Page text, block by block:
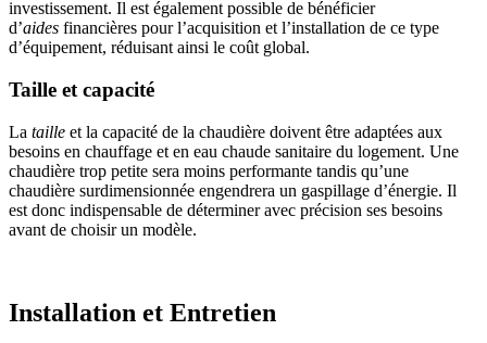
investissement. Il est également possible de bénéficier
d’aides financières pour l’acquisition et l’installation de ce type
d’équipement, réduisant ainsi le coût global.
Taille et capacité
La taille et la capacité de la chaudière doivent être adaptées aux
besoins en chauffage et en eau chaude sanitaire du logement. Une
chaudière trop petite sera moins performante tandis qu’une
chaudière surdimensionnée engendrera un gaspillage d’énergie. Il
est donc indispensable de déterminer avec précision ses besoins
avant de choisir un modèle.
Installation et Entretien